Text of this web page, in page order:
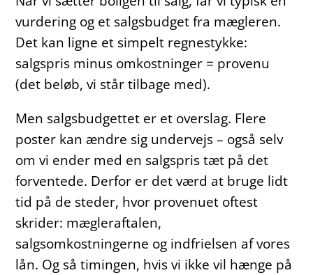
vurdering og et salgsbudget fra mægleren.
Det kan ligne et simpelt regnestykke:
salgspris minus omkostninger = provenu
(det beløb, vi står tilbage med).
Men salgsbudgettet er et overslag. Flere
poster kan ændre sig undervejs – også selv
om vi ender med en salgspris tæt på det
forventede. Derfor er det værd at bruge lidt
tid på de steder, hvor provenuet oftest
skrider: mægleraftalen,
salgsomkostningerne og indfrielsen af vores
lån. Og så timingen, hvis vi ikke vil hænge på